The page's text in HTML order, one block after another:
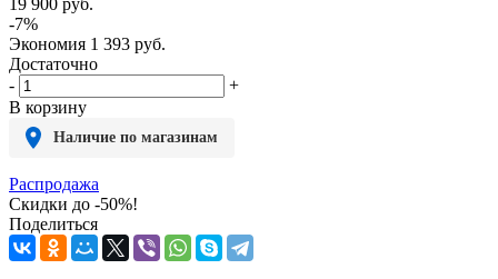
-7%
Экономия 1 393 руб.
Достаточно
-
+
В корзину
Наличие по магазинам
Распродажа
Скидки до -50%!
Поделиться